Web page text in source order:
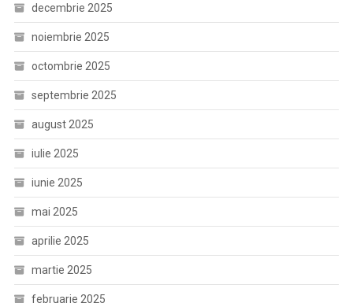
decembrie 2025
noiembrie 2025
octombrie 2025
septembrie 2025
august 2025
iulie 2025
iunie 2025
mai 2025
aprilie 2025
martie 2025
februarie 2025